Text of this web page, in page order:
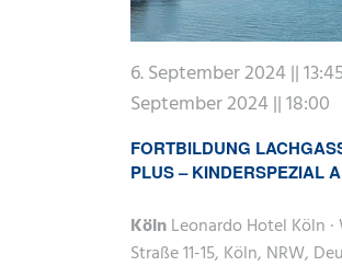
FORTBILDUNG
PLUS – KINDERSPEZIAL
6. September 2024 ||
September 2024 || 18:00
KölnLeonardo Hotel Köln
Straße 11-15, Köln, NRW,